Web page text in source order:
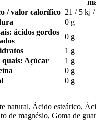
/ valor calorífico 21 / 5 kj /
0 g
ácidos gordos
0 g
1 g
quais: Açúcar
1 g
0 g
0 g
natural, Ácido esteárico,
de magnésio, Goma de guar